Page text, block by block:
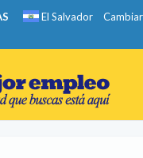
El Salvador
Cambiar